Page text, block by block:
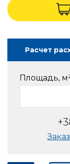
Расчет
Площадь,